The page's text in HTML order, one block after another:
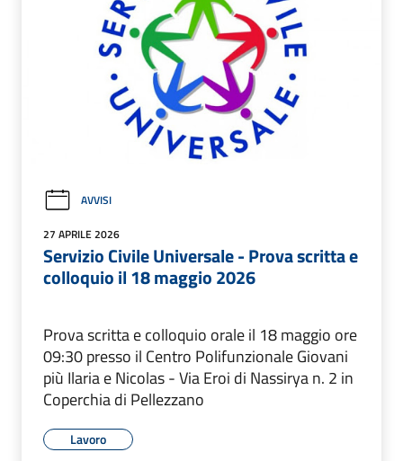
AVVISI
27 APRILE 2026
Servizio Civile Universale - Prova scritta e
colloquio il 18 maggio 2026
Prova scritta e colloquio orale il 18 maggio ore
09:30 presso il Centro Polifunzionale Giovani
più Ilaria e Nicolas - Via Eroi di Nassirya n. 2 in
Coperchia di Pellezzano
Lavoro